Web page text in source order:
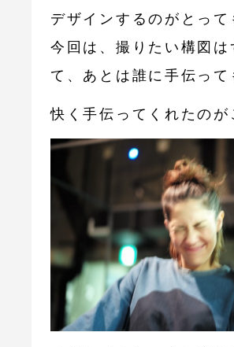
デザインするのがとって
今回は、撮りたい構図
て、あとは誰に手伝っ
快く手伝ってくれたのが